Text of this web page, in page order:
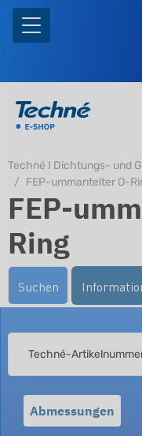
Techné I Dichtungs- und
FEP-ummantelter O-
FEP-
Ring
Suchen
Abmessungen